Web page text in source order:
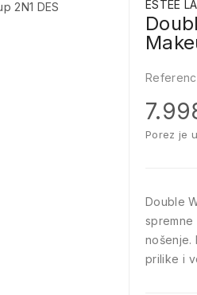
ESTĒE
Porez je
Double
nošenje.
prilike i